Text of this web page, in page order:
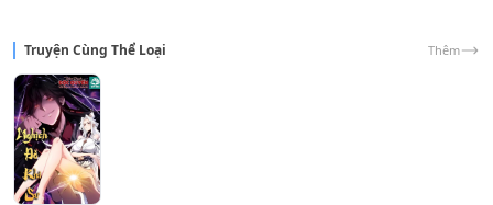
Truyện Cùng Thể Loại Thêm